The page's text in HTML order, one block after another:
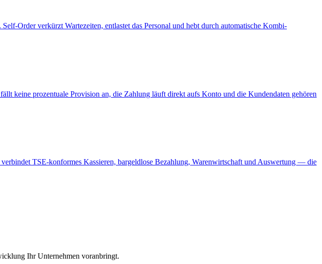
Order verkürzt Wartezeiten, entlastet das Personal und hebt durch automatische Kombi-
keine prozentuale Provision an, die Zahlung läuft direkt aufs Konto und die Kundendaten gehören
TSE-konformes Kassieren, bargeldlose Bezahlung, Warenwirtschaft und Auswertung — die
Ihr Unternehmen voranbringt.